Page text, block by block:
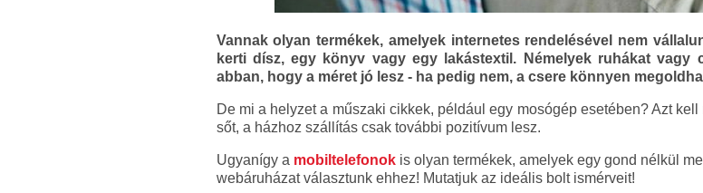
Vannak olyan termékek, amelyek internetes rendelésével nem
kerti dísz, egy könyv vagy egy lakástextil. Némelyek ruhákat
abban, hogy a méret jó lesz - ha pedig nem, a csere könnyen
De mi a helyzet a műszaki cikkek, például egy mosógép esetében? Azt
sőt, a házhoz szállítás csak további pozitívum lesz.
Ugyanígy a mobiltelefonokis olyan termékek, amelyek egy gond nélkül
webáruházat választunk ehhez! Mutatjuk az ideális bolt ismérveit!